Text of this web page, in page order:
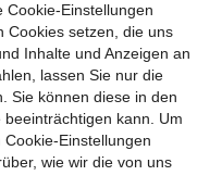
Händler
Cookie-Einstellungen
Cookies setzen, die uns
Inhalte und Anzeigen an
lassen Sie nur die
Sie können diese in den
kann. Um
Einstellungen
wie wir die von uns